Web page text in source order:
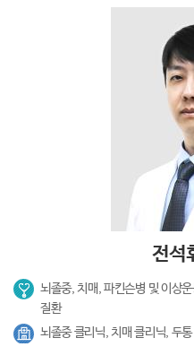
전석
뇌졸중, 치매, 파킨슨병 및 이상
질환
뇌졸중 클리닉, 치매 클리닉, 두